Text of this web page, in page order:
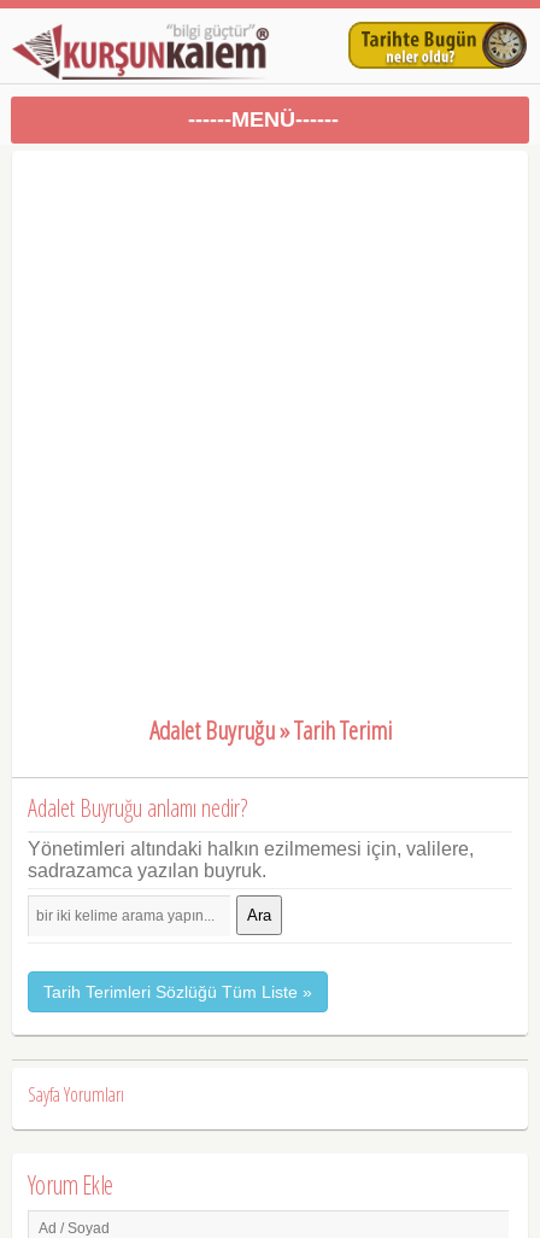
------MENÜ------
Adalet Buyruğu » Tarih Terimi
Adalet Buyruğu anlamı nedir?
Yönetimleri altındaki halkın ezilmemesi için, valilere,
sadrazamca yazılan buyruk.
Ara
Tarih Terimleri Sözlüğü Tüm Liste »
Sayfa Yorumları
Yorum Ekle
Ad / Soyad